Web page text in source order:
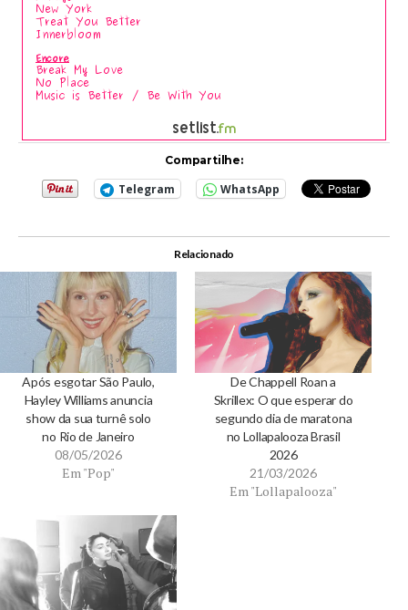
Compartilhe:
Telegram WhatsApp
Relacionado
Após esgotar São Paulo,
Hayley Williams anuncia
show da sua turnê solo
no Rio de Janeiro
08/05/2026
Em "Pop"
De Chappell Roan a
Skrillex: O que esperar do
segundo dia de maratona
no Lollapalooza Brasil
2026
21/03/2026
Em "Lollapalooza"